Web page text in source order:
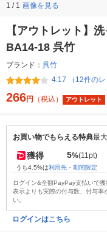
1 / 1 画像を見る
【アウトレット】
BA14-18 呉竹
ブランド： 呉竹
4.17 （12件のレ
266円 （税込） アウトレット
お買い物でもらえる特典最
獲得 5%(11pt)
うち4.5%は利用先・期間限定
ログイン&全額PayPay支払いで
表示よりも実際の付与数、付与率
い。
ログインはこちら